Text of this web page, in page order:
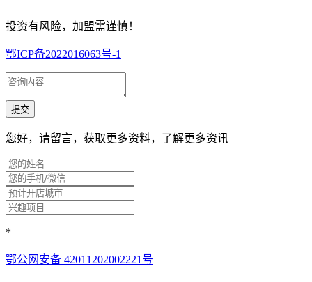
投资有风险，加盟需谨慎！
鄂ICP备2022016063号-1
您好，请留言，获取更多资料，了解更多资讯
*
鄂公网安备 42011202002221号